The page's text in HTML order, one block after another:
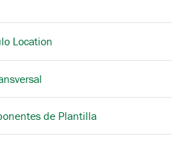
Location
de Plantilla